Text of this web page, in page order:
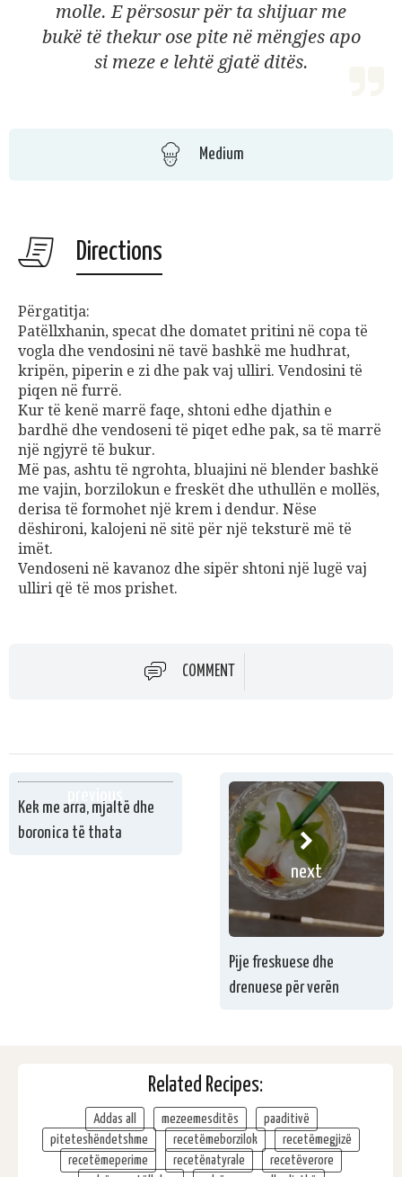
molle. E përsosur për ta shijuar me
bukë të thekur ose pite në mëngjes apo
si meze e lehtë gjatë ditës.
Medium
Directions
Përgatitja:
Patëllxhanin, specat dhe domatet pritini në copa të
vogla dhe vendosini në tavë bashkë me hudhrat,
kripën, piperin e zi dhe pak vaj ulliri. Vendosini të
piqen në furrë.
Kur të kenë marrë faqe, shtoni edhe djathin e
bardhë dhe vendoseni të piqet edhe pak, sa të marrë
një ngjyrë të bukur.
Më pas, ashtu të ngrohta, bluajini në blender bashkë
me vajin, borzilokun e freskët dhe uthullën e mollës,
derisa të formohet një krem i dendur. Nëse
dëshironi, kalojeni në sitë për një teksturë më të
imët.
Vendoseni në kavanoz dhe sipër shtoni një lugë vaj
ulliri që të mos prishet.
COMMENT
Kek me arra, mjaltë dhe
boronica të thata
next
Pije freskuese dhe
drenuese për verën
Related Recipes:
Addas all mezeemesditës
paaditivë
piteteshëndetshme
recetëmeborzilok
recetëmegjizë
recetëmeperime
recetënatyrale
recetëverore